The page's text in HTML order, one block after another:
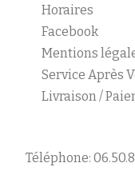
Horaires
Facebook
Mentions
Service Après
Livraison /
Téléphone: